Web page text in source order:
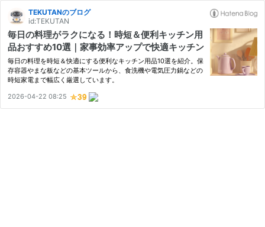
TEKUTANのブログ
id:TEKUTAN
毎日の料理がラクになる！時短＆便利キッチン用
品おすすめ10選｜家事効率アップで快適キッチン
毎日の料理を時短＆快適にする便利なキッチン用品10選を紹介。保
存容器やまな板などの基本ツールから、食洗機や電気圧力鍋などの
時短家電まで幅広く厳選しています。
2026-04-22 08:25